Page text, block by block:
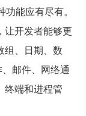
能应有尽有。
让开发者能够更
组、日期、数
邮件、网络通
终端和进程管